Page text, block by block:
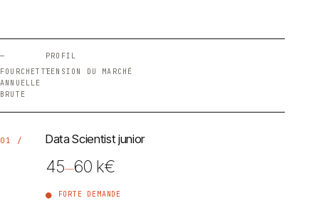
—
PROFIL
FOURCHETTE
ANNUELLE
BRUTE
TENSION DU MARCHÉ
01 / Data Scientist junior
45—60 k€
FORTE DEMANDE